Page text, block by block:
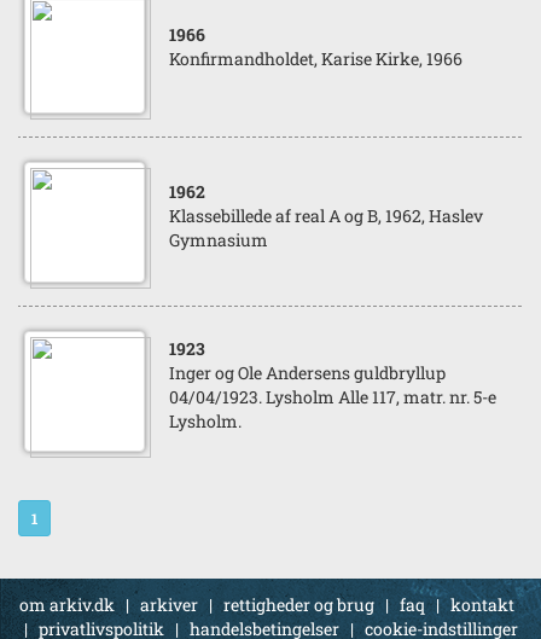
1966
Konfirmandholdet, Karise Kirke, 1966
1962
Klassebillede af real A og B, 1962, Haslev
Gymnasium
1923
Inger og Ole Andersens guldbryllup
04/04/1923. Lysholm Alle 117, matr. nr. 5-e
Lysholm.
1
om arkiv.dk | arkiver | rettigheder og brug | faq | kontakt
|privatlivspolitik | handelsbetingelser | cookie-indstillinger